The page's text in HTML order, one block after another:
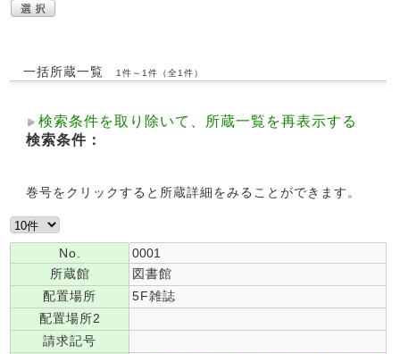
一括所蔵一覧 1件～1件（全1件）
検索条件を取り除いて、所蔵一覧を再表示する
検索条件：
巻号をクリックすると所蔵詳細をみることができます。
No.
0001
所蔵館
図書館
配置場所
5F雑誌
配置場所2
請求記号